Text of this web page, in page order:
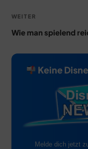
Nächster
Beitrag
WEITER
Wie man spielend
Keine
Melde dich jetzt